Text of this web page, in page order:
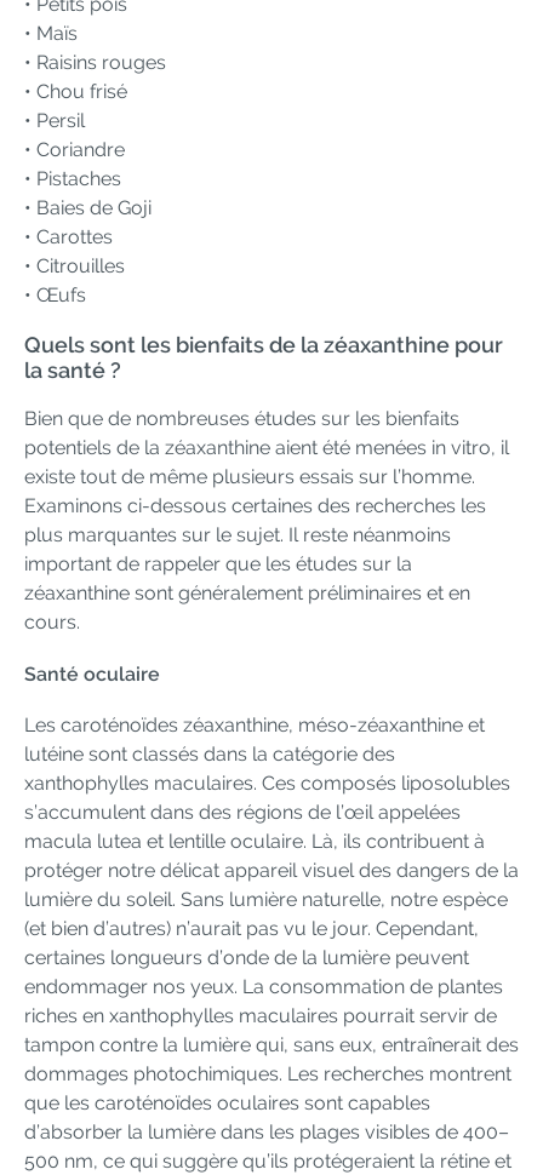
• Maïs
• Raisins rouges
• Chou frisé
• Persil
• Coriandre
• Pistaches
• Baies de Goji
• Carottes
• Citrouilles
• Œufs
Quels sont les bienfaits de la zéaxanthine pour
la santé ?
Bien que de nombreuses études sur les bienfaits
potentiels de la zéaxanthine aient été menées in vitro, il
existe tout de même plusieurs essais sur l’homme.
Examinons ci-dessous certaines des recherches les
plus marquantes sur le sujet. Il reste néanmoins
important de rappeler que les études sur la
zéaxanthine sont généralement préliminaires et en
cours.
Santé oculaire
Les caroténoïdes zéaxanthine, méso-zéaxanthine et
lutéine sont classés dans la catégorie des
xanthophylles maculaires. Ces composés liposolubles
s’accumulent dans des régions de l’œil appelées
macula lutea et lentille oculaire. Là, ils contribuent à
protéger notre délicat appareil visuel des dangers de la
lumière du soleil. Sans lumière naturelle, notre espèce
(et bien d’autres) n’aurait pas vu le jour. Cependant,
certaines longueurs d’onde de la lumière peuvent
endommager nos yeux. La consommation de plantes
riches en xanthophylles maculaires pourrait servir de
tampon contre la lumière qui, sans eux, entraînerait des
dommages photochimiques. Les recherches montrent
que les caroténoïdes oculaires sont capables
d’absorber la lumière dans les plages visibles de 400–
500 nm, ce qui suggère qu’ils protégeraient la rétine et